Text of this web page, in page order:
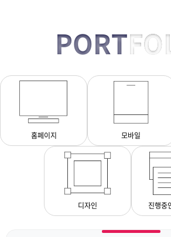
PORT
홈페이지 모바일
디자인 진행중